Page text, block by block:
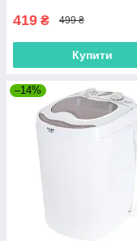
419 ₴ 499 ₴
Купити
–14%